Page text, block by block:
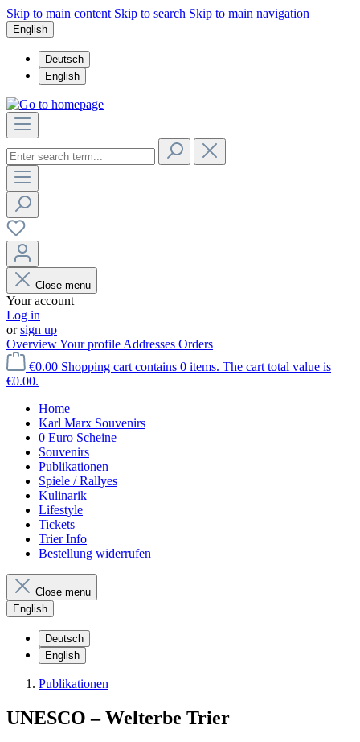
Skip to main content Skip to search Skip to main navigation
English
Deutsch
English
Close menu
Your account
Log in
orsign up
OverviewYour profile Addresses Orders
€0.00 Shopping cart contains 0 items. The cart total value is
€0.00.
Home
Karl Marx Souvenirs
0 Euro Scheine
Souvenirs
Publikationen
Spiele / Rallyes
Kulinarik
Lifestyle
Tickets
Trier Info
Bestellung widerrufen
Close menu
English
Deutsch
English
Publikationen
UNESCO – Welterbe Trier